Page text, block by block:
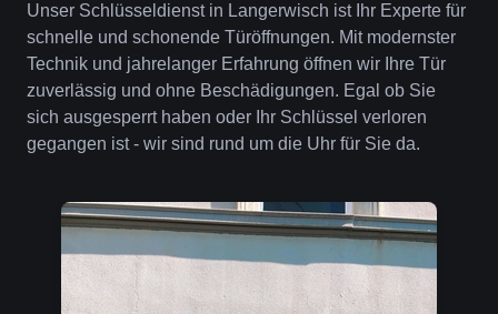
Unser Schlüsseldienst in Langerwisch ist Ihr Experte für
schnelle und schonende Türöffnungen. Mit modernster
Technik und jahrelanger Erfahrung öffnen wir Ihre Tür
zuverlässig und ohne Beschädigungen. Egal ob Sie
sich ausgesperrt haben oder Ihr Schlüssel verloren
gegangen ist - wir sind rund um die Uhr für Sie da.